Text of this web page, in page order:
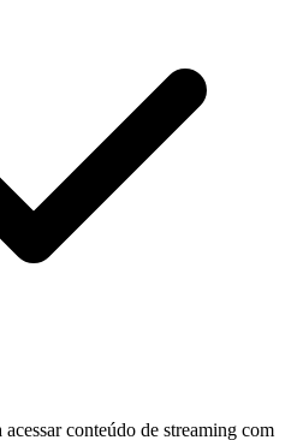
conteúdo de streaming com